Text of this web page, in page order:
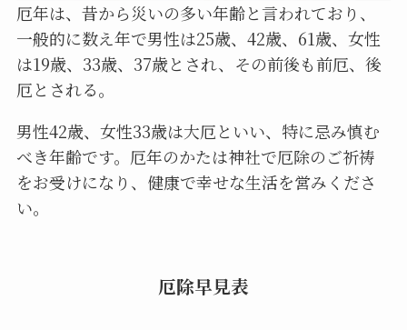
厄年は、昔から災いの多い年齢と言われており、
一般的に数え年で男性は25歳、42歳、61歳、女性
は19歳、33歳、37歳とされ、その前後も前厄、後
厄とされる。
男性42歳、女性33歳は大厄といい、特に忌み慎む
べき年齢です。厄年のかたは神社で厄除のご祈祷
をお受けになり、健康で幸せな生活を営みくださ
い。
厄除早見表